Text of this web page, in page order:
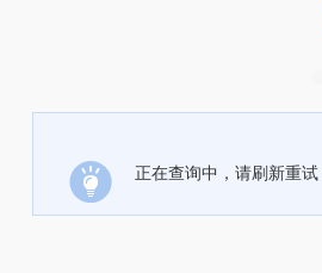
正在查询中，请刷新重试